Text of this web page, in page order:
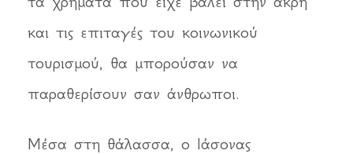
και τις επιταγές του κοινωνικού
τουρισμού, θα μπορούσαν να
παραθερίσουν σαν άνθρωποι.
Μέσα στη θάλασσα, ο Ιάσονας